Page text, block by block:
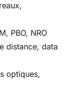
PBO, NRO
distance, data
optiques,